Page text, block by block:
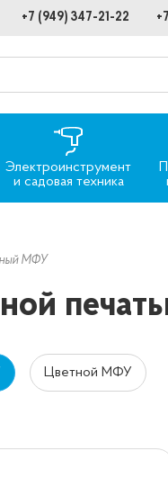
+7 (949) 347-21-22
Электроинструмент
и садовая техника
МФУ
Цветной МФУ